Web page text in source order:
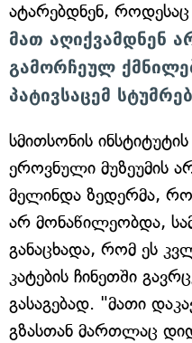
ატარებდნენ,
მათ აღიქვამდნენ
გამორჩეულ
პატივსაცემ
სმითსონის
ეროვნული მუზეუმის
მელინდა ზედერმა,
არ მონაწილეობდა,
განაცხადა, რომ ეს
კატების ჩინეთში
გასაგებად. "მათი
გზასთან მართლაც